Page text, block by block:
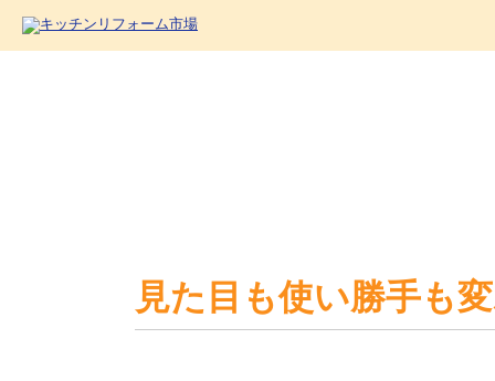
見た目も使い勝手も